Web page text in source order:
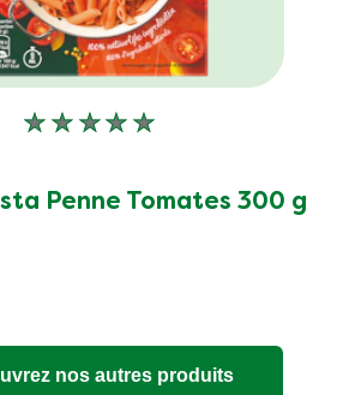
Penne Tomates 300 g
Aucune
pour
ce
nos autres produits